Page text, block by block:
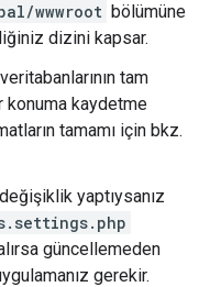
wwwroot bölümüne
dizini kapsar.
tam
konuma kaydetme
tamamı için bkz.
yaptıysanız
güncellemeden
gerekir.